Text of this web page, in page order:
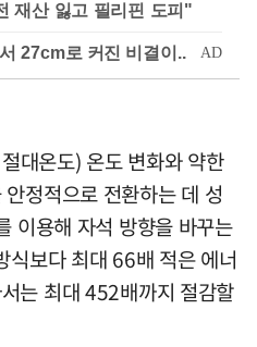
재산 잃고 필리핀 도피"
대온도) 온도 변화와 약한
정적으로 전환하는 데 성
이용해 자석 방향을 바꾸는
식보다 최대 66배 적은 에너
는 최대 452배까지 절감할